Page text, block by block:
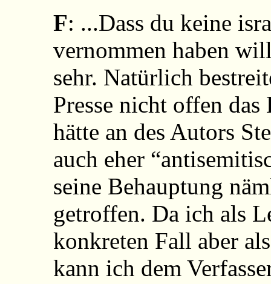
F: ...Dass du keine
vernommen haben
sehr. Natürlich
Presse nicht offen
hätte an des Autors
auch eher
seine Behauptung
getroffen. Da ich als
konkreten Fall aber
kann ich dem